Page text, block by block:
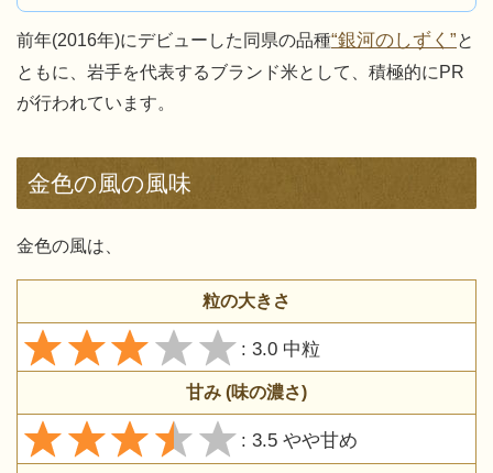
前年(2016年)にデビューした同県の品種“銀河のしずく”と
ともに、岩手を代表するブランド米として、積極的にPR
が行われています。
金色の風の風味
金色の風は、
粒の大きさ
: 3.0 中粒
甘み (味の濃さ)
: 3.5 やや甘め